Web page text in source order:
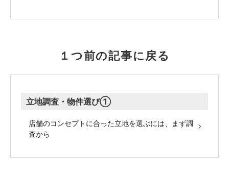
１つ前の記事に戻る
立地調査・物件選び①
店舗のコンセプトに合った立地を選ぶには、まず調
査から